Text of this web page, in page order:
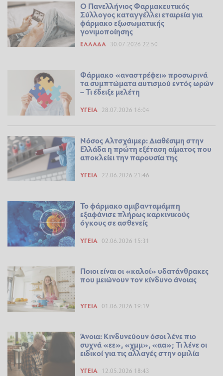
Ο Πανελλήνιος Φαρμακευτικός
Σύλλογος καταγγέλλει εταιρεία για
φάρμακο εξωσωματικής
γονιμοποίησης
ΕΛΛΆΔΑ 30.07.2026 22:50
Φάρμακο «αναστρέφει» προσωρινά
τα συμπτώματα αυτισμού εντός ωρών
– Τι έδειξε μελέτη
ΥΓΕΊΑ 28.07.2026 16:04
Νόσος Αλτσχάιμερ: Διαθέσιμη στην
Ελλάδα η πρώτη εξέταση αίματος που
αποκλείει την παρουσία της
ΥΓΕΊΑ 22.06.2026 21:46
Το φάρμακο αμιβανταμάμπη
εξαφάνισε πλήρως καρκινικούς
όγκους σε ασθενείς
ΥΓΕΊΑ 02.06.2026 15:31
Ποιοι είναι οι «καλοί» υδατάνθρακες
που μειώνουν τον κίνδυνο άνοιας
ΥΓΕΊΑ 01.06.2026 19:19
Άνοια: Κινδυνεύουν όσοι λένε πιο
συχνά «εε», «χμμ», «αα»; Τι λένε οι
ειδικοί για τις αλλαγές στην ομιλία
ΥΓΕΊΑ 12.05.2026 18:43